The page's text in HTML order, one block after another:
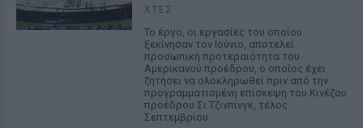
ΧΤΕΣ
Το έργο, οι εργασίες του οποίου
ξεκίνησαν τον Ιούνιο, αποτελεί
προσωπική προτεραιότητα του
Αμερικανού προέδρου, ο οποίος έχει
ζητήσει να ολοκληρωθεί πριν από την
προγραμματισμένη επίσκεψη του Κινέζου
προέδρου Σι Τζινπίνγκ, τέλος
Σεπτεμβρίου